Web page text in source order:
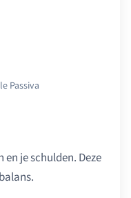
Passiva
en je schulden. Deze